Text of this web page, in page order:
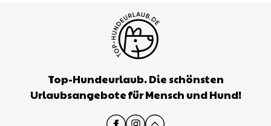
Top-Hundeurlaub. Die schönsten
Urlaubsangebote für Mensch und Hund!